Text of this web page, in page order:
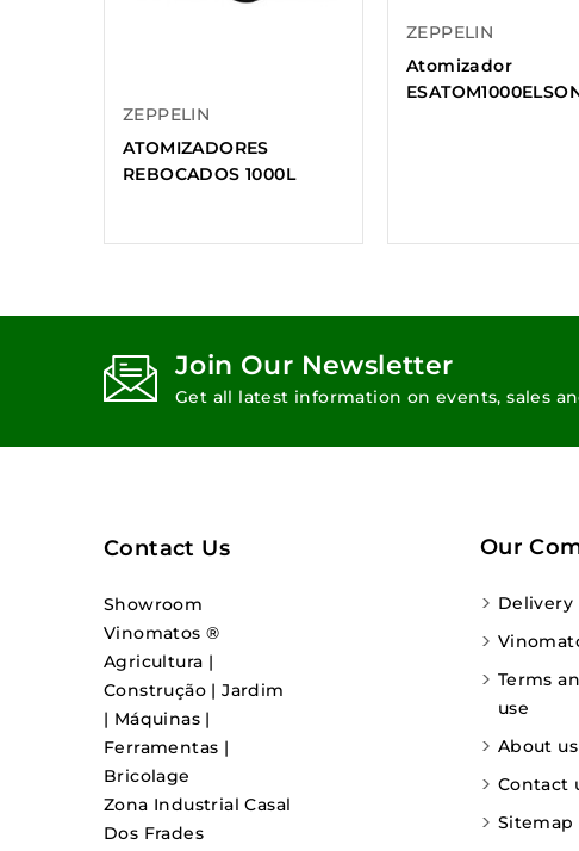
ZEPPELIN
ATOMIZADORES
REBOCADOS 1000L
ZEPPELIN
Atomizador
Join Our Newsletter
Get all latest information on events, sales
Contact Us
Showroom
Vinomatos ®
Agricultura |
Construção | Jardim
| Máquinas |
Ferramentas |
Bricolage
Zona Industrial Casal
Dos Frades
Our
Delivery
Terms
use
About us
Contact
Sitemap